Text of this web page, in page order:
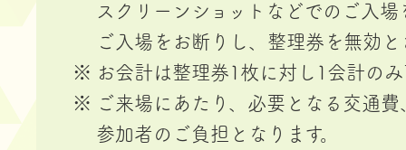
スクリーンショットなどでのご入
ご入場をお断りし、整理券を無効
お会計は整理券1枚に対し1会計の
ご来場にあたり、必要となる交通
参加者のご負担となります。